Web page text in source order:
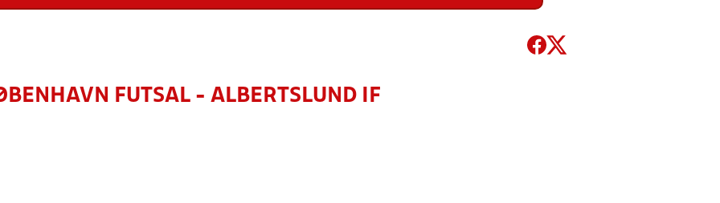
FUTSAL - ALBERTSLUND IF